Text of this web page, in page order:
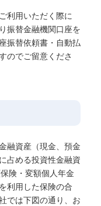
利用いただく際に
振替金融機関口座を
振替依頼書・自動払
のでご留意くださ
融資産（現金、預金
占める投資性金融資
険・変額個人年金
利用した保険の合
では下図の通り、お